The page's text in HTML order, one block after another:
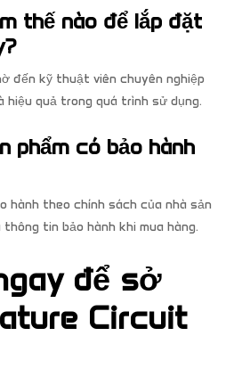
thế nào để lắp đặt
đến kỹ thuật viên chuyên nghiệp
hiệu quả trong quá trình sử dụng.
phẩm có bảo hành
hành theo chính sách của nhà sản
tin bảo hành khi mua hàng.
để sở
Circuit